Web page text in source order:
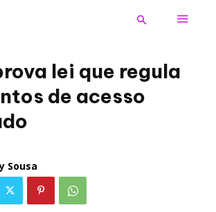
lei que regula
de acesso
Sousa